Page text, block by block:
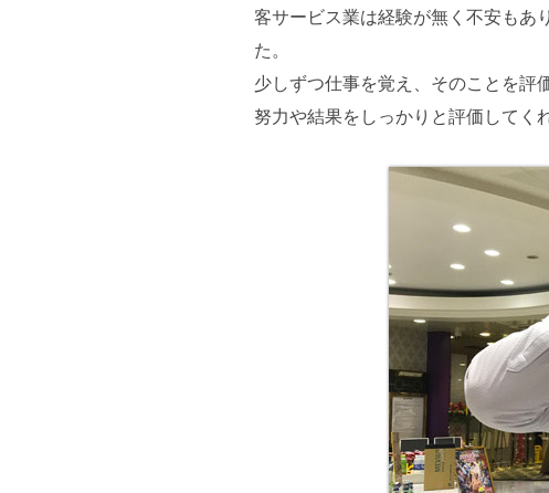
客サービス業は経験が無く不安もあ
た。
少しずつ仕事を覚え、そのことを評
努力や結果をしっかりと評価してく